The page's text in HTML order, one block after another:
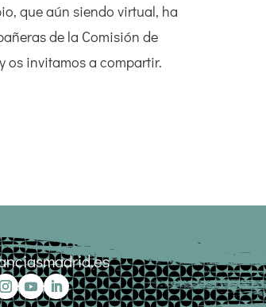
que aún siendo virtual, ha
de la Comisión de
invitamos a compartir.